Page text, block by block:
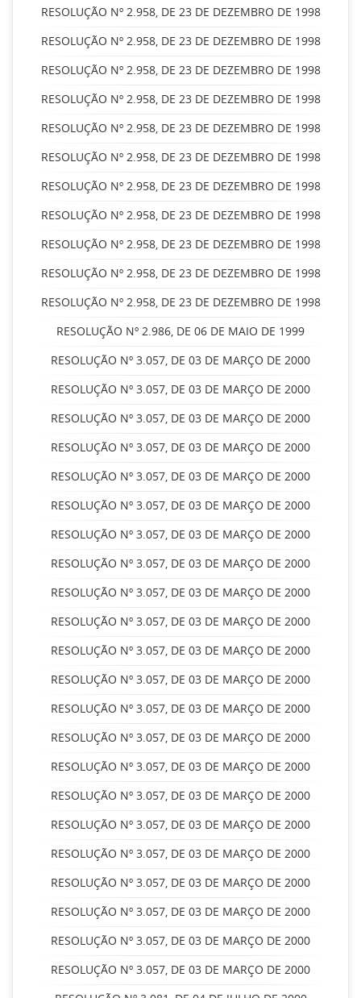
RESOLUÇÃO Nº 2.958, DE 23 DE DEZEMBRO DE 1998
RESOLUÇÃO Nº 2.958, DE 23 DE DEZEMBRO DE 1998
RESOLUÇÃO Nº 2.958, DE 23 DE DEZEMBRO DE 1998
RESOLUÇÃO Nº 2.958, DE 23 DE DEZEMBRO DE 1998
RESOLUÇÃO Nº 2.958, DE 23 DE DEZEMBRO DE 1998
RESOLUÇÃO Nº 2.958, DE 23 DE DEZEMBRO DE 1998
RESOLUÇÃO Nº 2.958, DE 23 DE DEZEMBRO DE 1998
RESOLUÇÃO Nº 2.958, DE 23 DE DEZEMBRO DE 1998
RESOLUÇÃO Nº 2.958, DE 23 DE DEZEMBRO DE 1998
RESOLUÇÃO Nº 2.958, DE 23 DE DEZEMBRO DE 1998
RESOLUÇÃO Nº 2.958, DE 23 DE DEZEMBRO DE 1998
RESOLUÇÃO Nº 2.986, DE 06 DE MAIO DE 1999
RESOLUÇÃO Nº 3.057, DE 03 DE MARÇO DE 2000
RESOLUÇÃO Nº 3.057, DE 03 DE MARÇO DE 2000
RESOLUÇÃO Nº 3.057, DE 03 DE MARÇO DE 2000
RESOLUÇÃO Nº 3.057, DE 03 DE MARÇO DE 2000
RESOLUÇÃO Nº 3.057, DE 03 DE MARÇO DE 2000
RESOLUÇÃO Nº 3.057, DE 03 DE MARÇO DE 2000
RESOLUÇÃO Nº 3.057, DE 03 DE MARÇO DE 2000
RESOLUÇÃO Nº 3.057, DE 03 DE MARÇO DE 2000
RESOLUÇÃO Nº 3.057, DE 03 DE MARÇO DE 2000
RESOLUÇÃO Nº 3.057, DE 03 DE MARÇO DE 2000
RESOLUÇÃO Nº 3.057, DE 03 DE MARÇO DE 2000
RESOLUÇÃO Nº 3.057, DE 03 DE MARÇO DE 2000
RESOLUÇÃO Nº 3.057, DE 03 DE MARÇO DE 2000
RESOLUÇÃO Nº 3.057, DE 03 DE MARÇO DE 2000
RESOLUÇÃO Nº 3.057, DE 03 DE MARÇO DE 2000
RESOLUÇÃO Nº 3.057, DE 03 DE MARÇO DE 2000
RESOLUÇÃO Nº 3.057, DE 03 DE MARÇO DE 2000
RESOLUÇÃO Nº 3.057, DE 03 DE MARÇO DE 2000
RESOLUÇÃO Nº 3.057, DE 03 DE MARÇO DE 2000
RESOLUÇÃO Nº 3.057, DE 03 DE MARÇO DE 2000
RESOLUÇÃO Nº 3.057, DE 03 DE MARÇO DE 2000
RESOLUÇÃO Nº 3.057, DE 03 DE MARÇO DE 2000